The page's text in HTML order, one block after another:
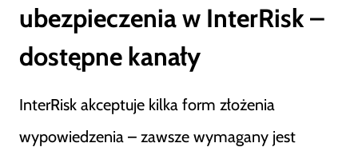
ubezpieczenia w InterRisk –
dostępne kanały
InterRisk akceptuje kilka form złożenia
wypowiedzenia – zawsze wymagany jest